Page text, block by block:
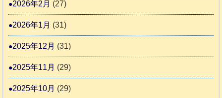
ま
2026年2月 (27)
2026年1月 (31)
2025年12月 (31)
2025年11月 (29)
2025年10月 (29)